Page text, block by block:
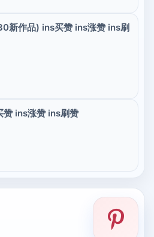
) ins买赞 ins涨赞 ins刷
Ins包月套餐(VIP) ins买赞 ins涨赞 ins刷赞